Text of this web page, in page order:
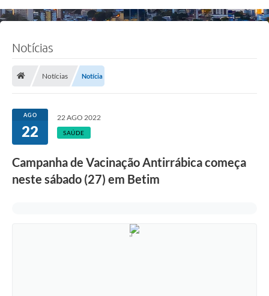
Notícias
Notícias Notícia
AGO
22
22 AGO 2022
SAÚDE
Campanha de Vacinação Antirrábica começa
neste sábado (27) em Betim